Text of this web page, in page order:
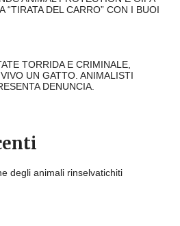
“TIRATA DEL CARRO” CON I BUOI
TORRIDA E CRIMINALE,
UN GATTO. ANIMALISTI
DENUNCIA.
degli animali rinselvatichiti